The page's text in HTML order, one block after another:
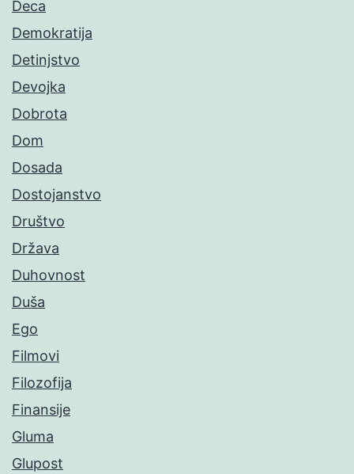
Deca
Demokratija
Detinjstvo
Devojka
Dobrota
Dom
Dosada
Dostojanstvo
Društvo
Država
Duhovnost
Duša
Ego
Filmovi
Filozofija
Finansije
Gluma
Glupost